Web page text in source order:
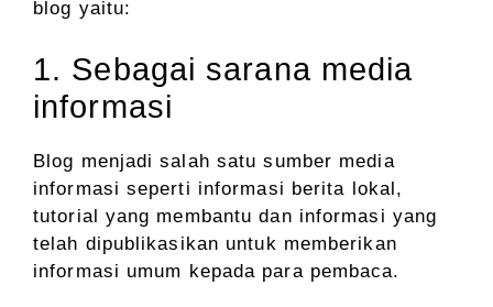
blog yaitu:
1. Sebagai sarana media
informasi
Blog menjadi salah satu sumber media
informasi seperti informasi berita lokal,
tutorial yang membantu dan informasi yang
telah dipublikasikan untuk memberikan
informasi umum kepada para pembaca.